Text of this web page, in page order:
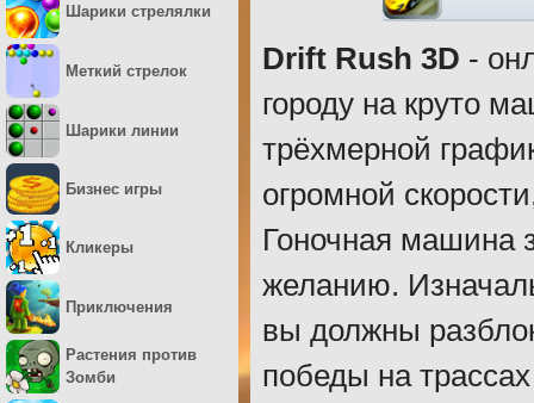
Drift Rush 3D -
городу на круто
трёхмерной
огромной
Гоночная машина
желанию.
вы должны
победы на
Шарики стрелялки
Меткий стрелок
Шарики линии
Бизнес игры
Кликеры
Приключения
Растения против
Зомби